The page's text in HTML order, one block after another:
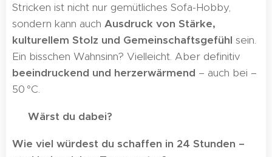
Stricken ist nicht nur gemütliches Sofa-Hobby,
sondern kann auch Ausdruck von Stärke,
kulturellem Stolz und Gemeinschaftsgefühl sein.
Ein bisschen Wahnsinn? Vielleicht. Aber definitiv
beeindruckend und herzerwärmend – auch bei –
50 °C.
💬 Wärst du dabei?
Wie viel würdest du schaffen in 24 Stunden –